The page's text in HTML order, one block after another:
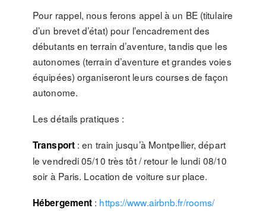
Pour rappel, nous ferons appel à un BE (titulaire
d’un brevet d’état) pour l’encadrement des
débutants en terrain d’aventure, tandis que les
autonomes (terrain d’aventure et grandes voies
équipées) organiseront leurs courses de façon
autonome.
Les détails pratiques :
Transport : en train jusqu’à Montpellier, départ
le vendredi 05/10 très tôt / retour le lundi 08/10
soir à Paris. Location de voiture sur place.
Hébergement : https://www.airbnb.fr/rooms/